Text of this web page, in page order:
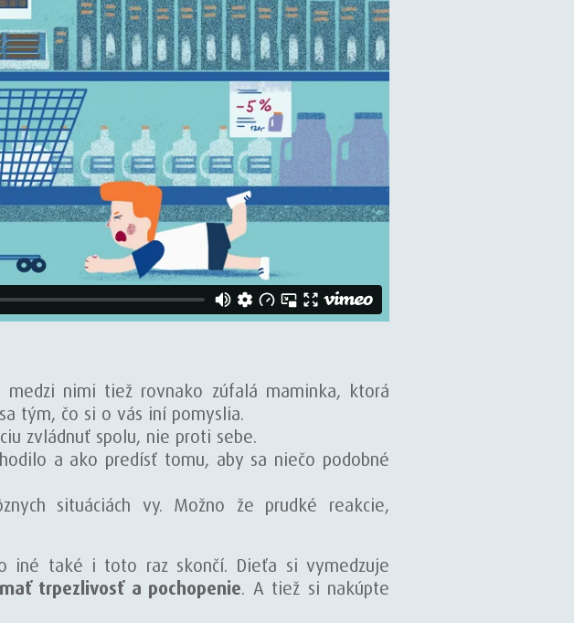
medzi nimi tiež rovnako zúfalá maminka, ktorá
tým, čo si o vás iní pomyslia.
zvládnuť spolu, nie proti sebe.
a ako predísť tomu, aby sa niečo podobné
situáciách vy. Možno že prudké reakcie,
iné také i toto raz skončí. Dieťa si vymedzuje
trpezlivosť a pochopenie. A tiež si nakúpte